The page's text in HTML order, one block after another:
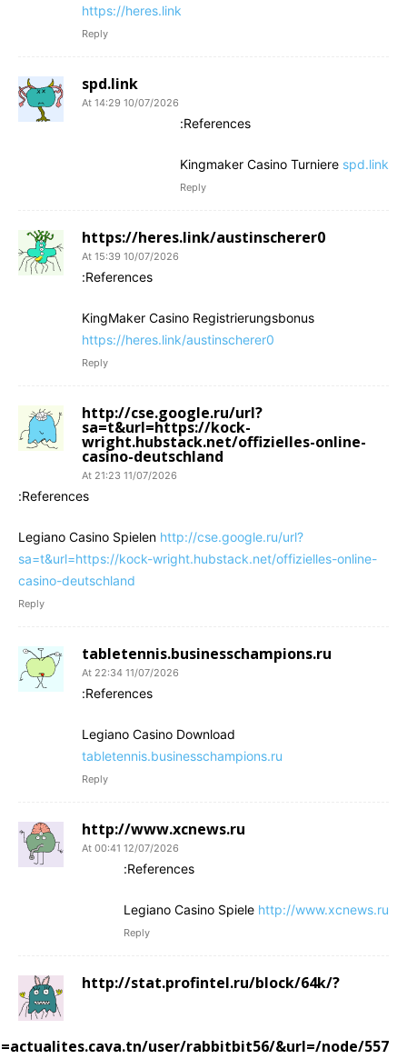
https://heres.link
Reply
spd.link
10/07/2026 At 14:29
References:
Kingmaker Casino Turniere spd.link
Reply
https://heres.link/austinscherer0
10/07/2026 At 15:39
References:
KingMaker Casino Registrierungsbonus
https://heres.link/austinscherer0
Reply
http://cse.google.ru/url?
sa=t&url=https://kock-
wright.hubstack.net/offizielles-online-
casino-deutschland
11/07/2026 At 21:23
References:
Legiano Casino Spielen http://cse.google.ru/url?
sa=t&url=https://kock-wright.hubstack.net/offizielles-online-
casino-deutschland
Reply
tabletennis.businesschampions.ru
11/07/2026 At 22:34
References:
Legiano Casino Download
tabletennis.businesschampions.ru
Reply
http://www.xcnews.ru
12/07/2026 At 00:41
References:
Legiano Casino Spiele http://www.xcnews.ru
Reply
http://stat.profintel.ru/block/64k/?
user/rabbitbit56/&url=/node/557